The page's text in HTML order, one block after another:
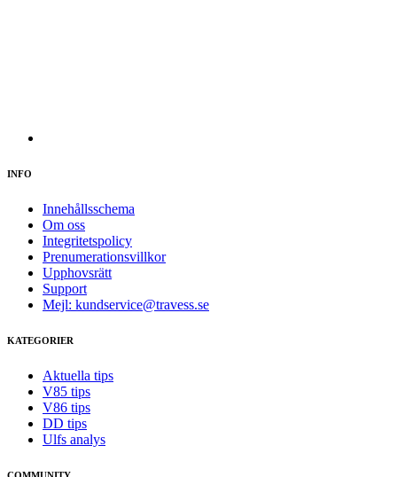
INFO
Innehållsschema
Om oss
Integritetspolicy
Prenumerationsvillkor
Upphovsrätt
Support
Mejl: kundservice@travess.se
KATEGORIER
Aktuella tips
V85 tips
V86 tips
DD tips
Ulfs analys